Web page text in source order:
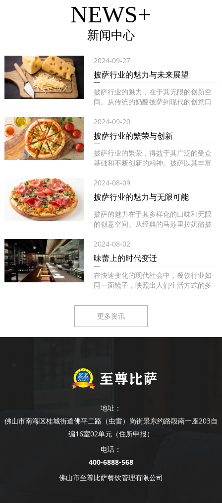
NEWS+
新闻中心
2024-09-27
披萨行业的魅力与未来展望
披萨行业的魅力，在于其无限的创新空
间。从传统的奶酪披萨到现代的创意口
2024-09-20
披萨行业的繁荣与创新
披萨行业的繁荣，得益于其广泛的受众
基础和不断创新的精神。披萨以其丰富
2024-08-09
披萨行业的魅力与无限可能
披萨的魅力在于其多样化的口味和无限
的创意空间。从经典的马苏里拉奶酪披
2024-08-02
味蕾上的时代变迁
在快速变化的现代社会中，餐饮行业如
同一面镜子，映照出人们生活方式的多
更多资讯
地址：
佛山市南海区桂城街道佛平二路（虫雷）岗街景东约路段南一座203自
编16室02单元（住所申报）
电话：
400-6888-568
佛山市至尊比萨餐饮管理有限公司